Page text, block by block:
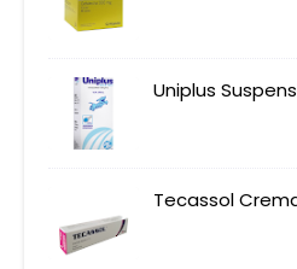
Uniplus
Tecassol